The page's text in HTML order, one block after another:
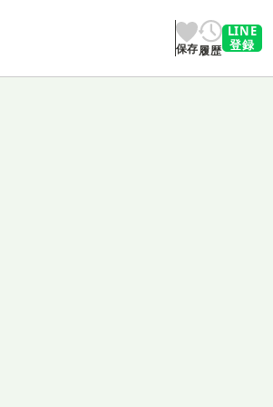
保存履歴
LINE
登録